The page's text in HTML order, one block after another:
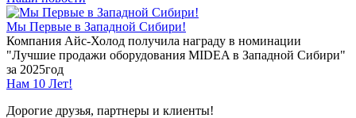
Мы Первые в Западной Сибири!
Компания Айс-Холод получила награду в номинации
"Лучшие продажи оборудования MIDEA в Западной Сибири"
за 2025год
Нам 10 Лет!
Дорогие друзья, партнеры и клиенты!